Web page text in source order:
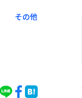
その他